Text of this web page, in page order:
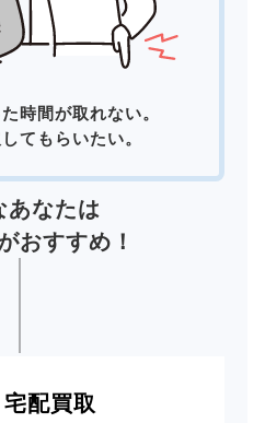
時間が取れない。
てもらいたい。
あなたは
おすすめ！
宅配買取